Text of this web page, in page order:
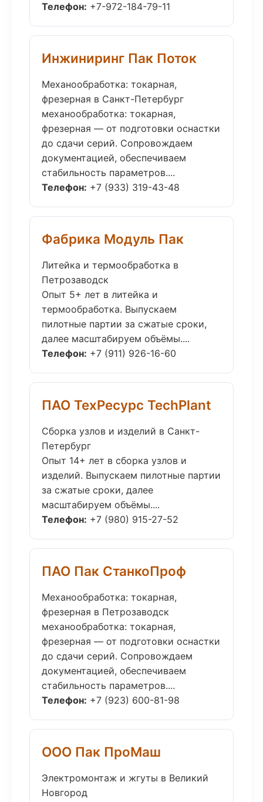
Телефон: +7-972-184-79-11
Инжиниринг Пак Поток
Механообработка: токарная,
фрезерная в Санкт-Петербург
механообработка: токарная,
фрезерная — от подготовки оснастки
до сдачи серий. Сопровождаем
документацией, обеспечиваем
стабильность параметров....
Телефон: +7 (933) 319-43-48
Фабрика Модуль Пак
Литейка и термообработка в
Петрозаводск
Опыт 5+ лет в литейка и
термообработка. Выпускаем
пилотные партии за сжатые сроки,
далее масштабируем объёмы....
Телефон: +7 (911) 926-16-60
ПАО ТехРесурс TechPlant
Сборка узлов и изделий в Санкт-
Петербург
Опыт 14+ лет в сборка узлов и
изделий. Выпускаем пилотные партии
за сжатые сроки, далее
масштабируем объёмы....
Телефон: +7 (980) 915-27-52
ПАО Пак СтанкоПроф
Механообработка: токарная,
фрезерная в Петрозаводск
механообработка: токарная,
фрезерная — от подготовки оснастки
до сдачи серий. Сопровождаем
документацией, обеспечиваем
стабильность параметров....
Телефон: +7 (923) 600-81-98
ООО Пак ПроМаш
Электромонтаж и жгуты в Великий
Новгород